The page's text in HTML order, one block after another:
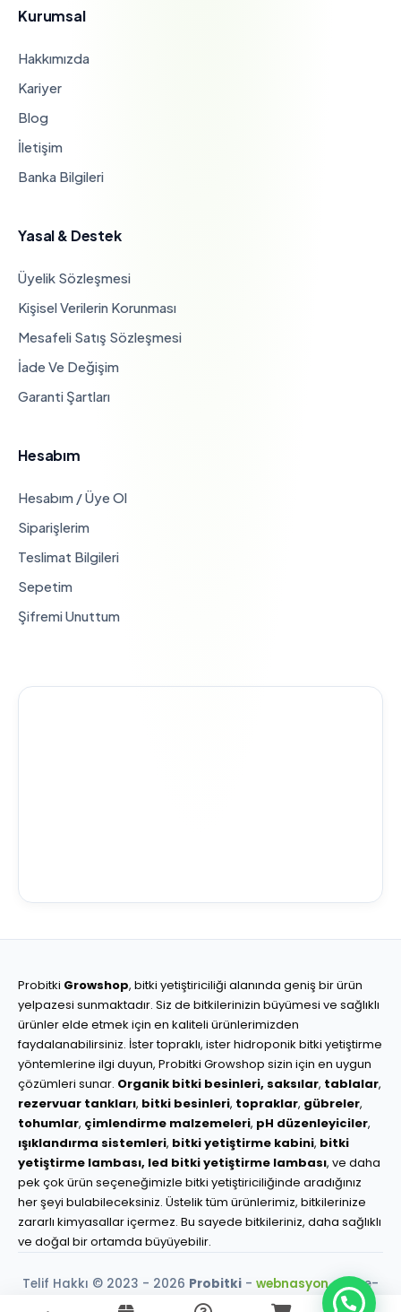
Kurumsal
Hakkımızda
Kariyer
Blog
İletişim
Banka Bilgileri
Yasal & Destek
Üyelik Sözleşmesi
Kişisel Verilerin Korunması
Mesafeli Satış Sözleşmesi
İade Ve Değişim
Garanti Şartları
Hesabım
Hesabım / Üye Ol
Siparişlerim
Teslimat Bilgileri
Sepetim
Şifremi Unuttum
Probitki Growshop, bitki yetiştiriciliği alanında geniş bir ürün
yelpazesi sunmaktadır. Siz de bitkilerinizin büyümesi ve sağlıklı
ürünler elde etmek için en kaliteli ürünlerimizden
faydalanabilirsiniz. İster topraklı, ister hidroponik bitki yetiştirme
yöntemlerine ilgi duyun, Probitki Growshop sizin için en uygun
çözümleri sunar. Organik bitki besinleri, saksılar, tablalar,
rezervuar tankları, bitki besinleri, topraklar, gübreler,
tohumlar, çimlendirme malzemeleri, pH düzenleyiciler,
ışıklandırma sistemleri, bitki yetiştirme kabini, bitki
yetiştirme lambası, led bitki yetiştirme lambası, ve daha
pek çok ürün seçeneğimizle bitki yetiştiriciliğinde aradığınız
her şeyi bulabileceksiniz. Üstelik tüm ürünlerimiz, bitkilerinize
zararlı kimyasallar içermez. Bu sayede bitkileriniz, daha sağlıklı
ve doğal bir ortamda büyüyebilir.
Telif Hakkı © 2023 - 2026 Probitki - webnasyon.come-
ticaret çözümleri.